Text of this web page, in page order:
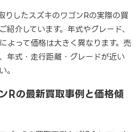
りしたスズキのワゴンRの実際の買
紹介しています。年式やグレード、
よって価格は大きく異なります。売
年式・走行距離・グレードが近い
。
Rの最新買取事例と価格傾